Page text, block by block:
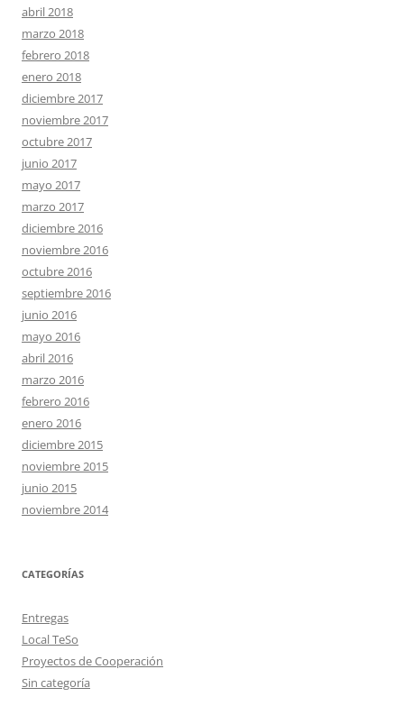
abril 2018
marzo 2018
febrero 2018
enero 2018
diciembre 2017
noviembre 2017
octubre 2017
junio 2017
mayo 2017
marzo 2017
diciembre 2016
noviembre 2016
octubre 2016
septiembre 2016
junio 2016
mayo 2016
abril 2016
marzo 2016
febrero 2016
enero 2016
diciembre 2015
noviembre 2015
junio 2015
noviembre 2014
CATEGORÍAS
Entregas
Local TeSo
Proyectos de Cooperación
Sin categoría